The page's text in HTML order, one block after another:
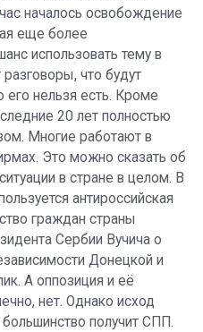
началось освобождение
еще более
использовать тему в
что будут
его нельзя есть. Кроме
20 лет полностью
Многие работают в
Это можно сказать об
в стране в целом. В
антироссийская
граждан страны
Сербии Вучича о
Донецкой и
А оппозиция и её
нет. Однако исход
получит СПП.